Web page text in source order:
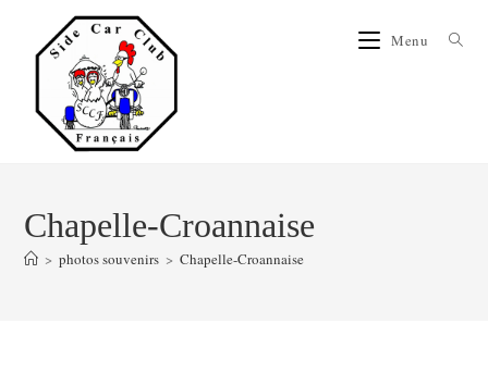
Menu
Chapelle-Croannaise
> photos souvenirs > Chapelle-Croannaise